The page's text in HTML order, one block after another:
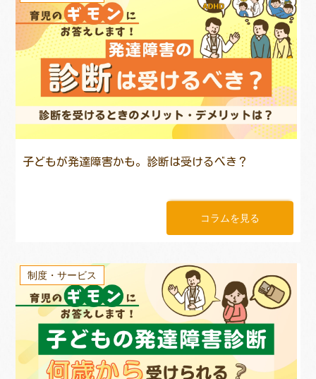
子どもが発達障害かも。診断は受けるべき？
コラムを見る
制度・サービス